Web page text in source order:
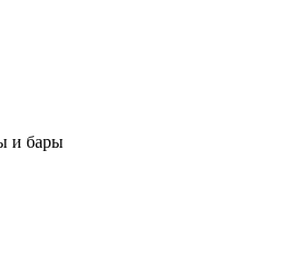
и бары